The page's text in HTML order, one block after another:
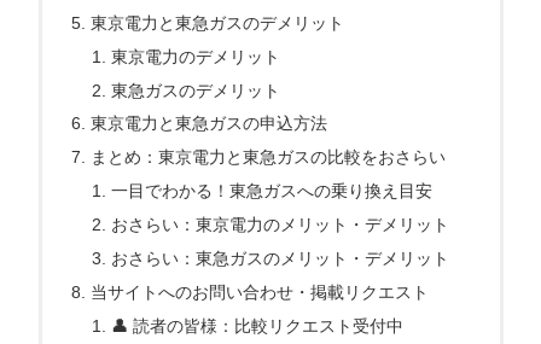
東京電力と東急ガスのデメリット
東京電力のデメリット
東急ガスのデメリット
東京電力と東急ガスの申込方法
まとめ：東京電力と東急ガスの比較をおさらい
一目でわかる！東急ガスへの乗り換え目安
おさらい：東京電力のメリット・デメリット
おさらい：東急ガスのメリット・デメリット
当サイトへのお問い合わせ・掲載リクエスト
👤 読者の皆様：比較リクエスト受付中